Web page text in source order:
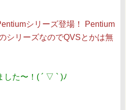
シリーズ登場！ Pentium
シリーズなのでQVSとかは無
した〜！( ´ ▽ ` )ﾉ